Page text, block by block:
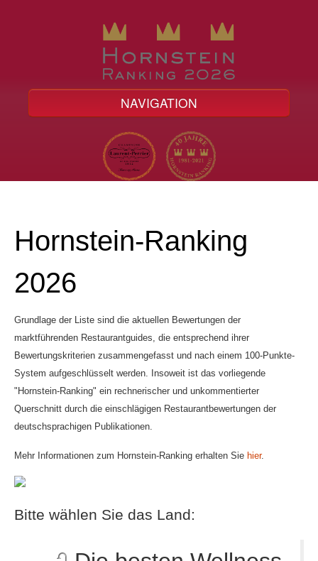
NAVIGATION
Informationen
Bestellung
Galerie
Feedback
Hornstein-Ranking
2026
Grundlage der Liste sind die aktuellen Bewertungen der
marktführenden Restaurantguides, die entsprechend ihrer
Bewertungskriterien zusammengefasst und nach einem 100-Punkte-
System aufgeschlüsselt werden. Insoweit ist das vorliegende
"Hornstein-Ranking" ein rechnerischer und unkommentierter
Querschnitt durch die einschlägigen Restaurantbewertungen der
deutschsprachigen Publikationen.
Mehr Informationen zum Hornstein-Ranking erhalten Sie hier.
Bitte wählen Sie das Land: